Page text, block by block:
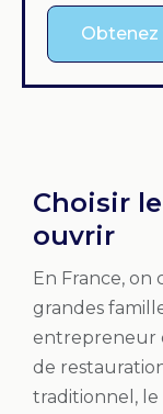
Obtenez
Choisir
ouvrir
En France,
grandes
entrepreneur
de
traditionnel,